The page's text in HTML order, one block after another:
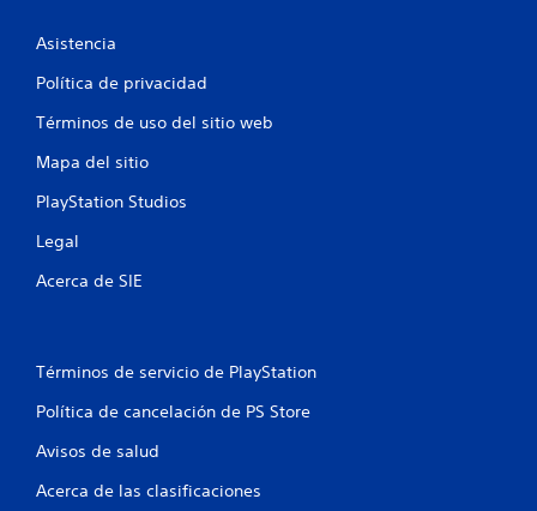
Asistencia
Política de privacidad
Términos de uso del sitio web
Mapa del sitio
PlayStation Studios
Legal
Acerca de SIE
Términos de servicio de PlayStation
Política de cancelación de PS Store
Avisos de salud
Acerca de las clasificaciones